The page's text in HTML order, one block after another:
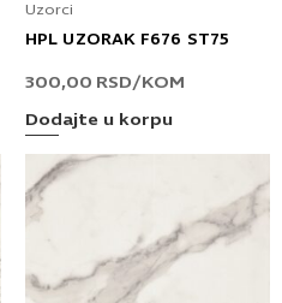
Uzorci
HPL UZORAK F676 ST75
300,00 RSD/KOM
Dodajte u korpu